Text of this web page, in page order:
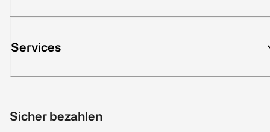
Services
Sicher bezahlen